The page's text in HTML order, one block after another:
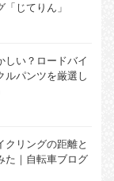
じてりん」
しい？ロードバイ
ルパンツを厳選し
クリングの距離と
た｜自転車ブログ